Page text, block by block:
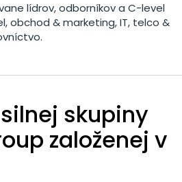
lídrov, odborníkov a C-level
obchod & marketing, IT, telco &
skupiny
založenej v